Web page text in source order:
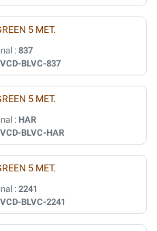
5 MET.
: 837
VCD-BLVC-837
5 MET.
: HAR
VCD-BLVC-HAR
5 MET.
: 2241
VCD-BLVC-2241